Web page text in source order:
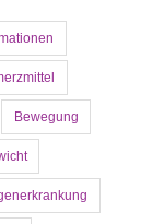
Bewegung